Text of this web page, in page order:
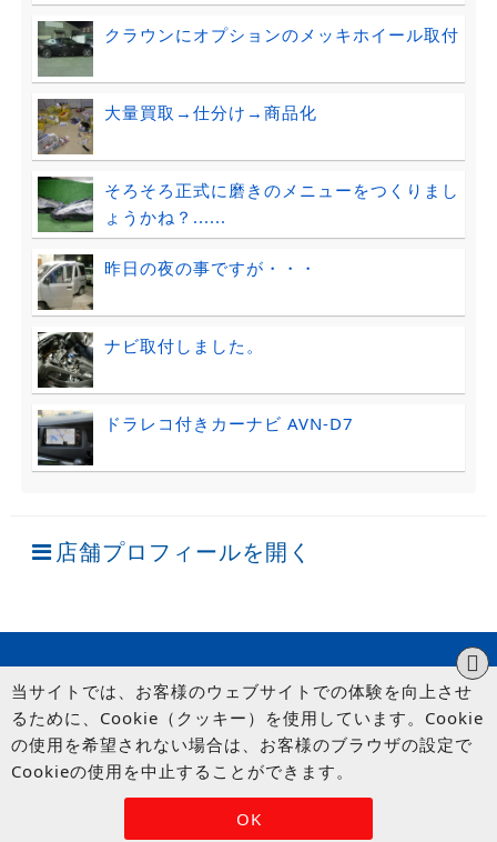
クラウンにオプションのメッキホイール取付
大量買取→仕分け→商品化
そろそろ正式に磨きのメニューをつくりまし
ょうかね？......
昨日の夜の事ですが・・・
ナビ取付しました。
ドラレコ付きカーナビ AVN-D7
店舗プロフィールを開く
© UP GARAGE GROUP Co., Ltd.
OK
当サイトでは、お客様のウェブサイトでの体験を向上させ
るために、Cookie（クッキー）を使用しています。Cookie
の使用を希望されない場合は、お客様のブラウザの設定で
Cookieの使用を中止することができます。